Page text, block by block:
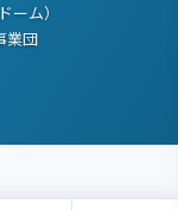
ム）
業団